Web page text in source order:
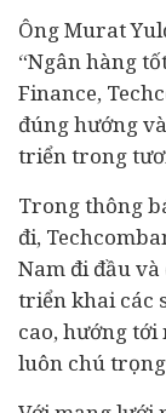
Ông Murat
“Ngân hàng
Finance,
đúng hướng
triển trong
Trong thông
đi,
Nam đi đầu
triển khai các
cao, hướng
luôn chú